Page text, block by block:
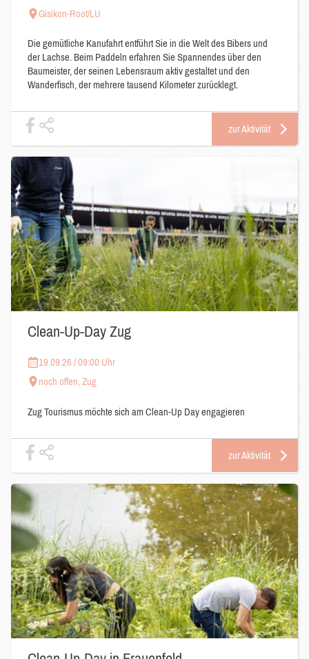
Gisikon-Root/LU
Die gemütliche Kanufahrt entführt Sie in die Welt des Bibers und
der Lachse. Beim Paddeln erfahren Sie Spannendes über den
Baumeister, der seinen Lebensraum aktiv gestaltet und den
Wanderfisch, der mehrere tausend Kilometer zurücklegt.
zur Aktivität
Clean-Up-Day Zug
19.09.26 / 09:00 Uhr
noch offen, Zug
Zug Tourismus möchte sich am Clean-Up Day engagieren
zur Aktivität